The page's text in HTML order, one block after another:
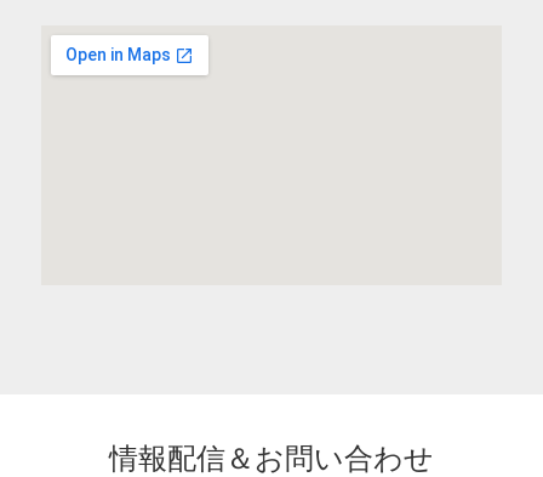
情報配信＆お問い合わせ